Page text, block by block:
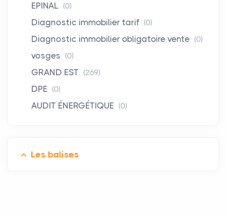
EPINAL (0)
Diagnostic immobilier tarif (0)
Diagnostic immobilier obligatoire vente (0)
vosges (0)
GRAND EST (269)
DPE (0)
AUDIT ÉNERGÉTIQUE (0)
Les balises